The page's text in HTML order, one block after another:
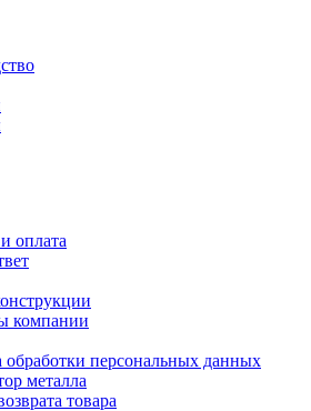
оплата
компании
персональных данных
металла
товара